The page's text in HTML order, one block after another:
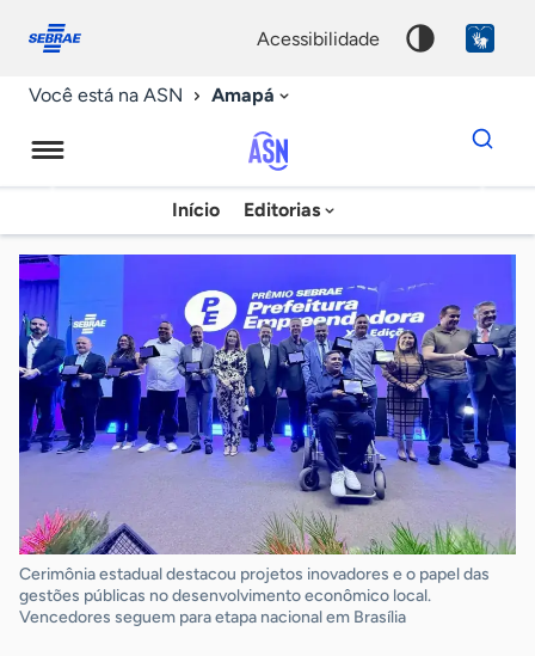
conosco
acessibilidade
Você está na ASN Amapá
Agência
Sebrae
de
Notícias
Início Editorias
Dados
para
chave
Cerimônia estadual destacou projetos inovadores e o papel das
gestões públicas no desenvolvimento econômico local.
Vencedores seguem para etapa nacional em Brasília